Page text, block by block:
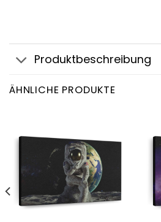
Produktbeschreibung
ÄHNLICHE PRODUKTE